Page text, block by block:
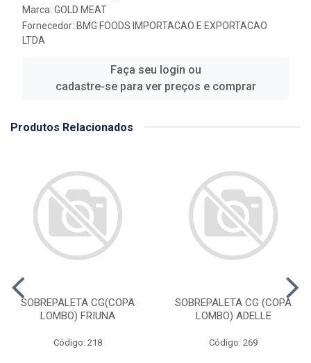
Marca: GOLD MEAT
Fornecedor: BMG FOODS IMPORTACAO E EXPORTACAO
LTDA
Faça seu login ou
cadastre-se para ver preços e comprar
Produtos Relacionados
SOBREPALETA CG(COPA
LOMBO) FRIUNA
Código: 218
SOBREPALETA CG (COPA
LOMBO) ADELLE
Código: 269